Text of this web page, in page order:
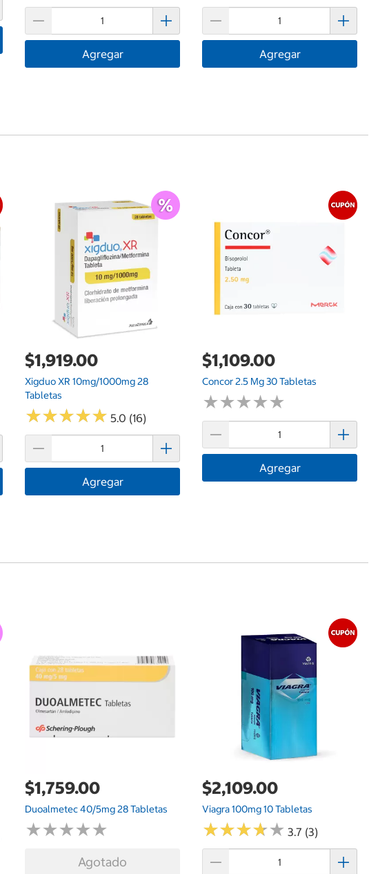
Agregar Agregar
$1,919.00
Xigduo XR 10mg/1000mg 28
Tabletas
★★★★★
★★★★★ 5.0 (16)
Agregar
$1,109.00
Concor 2.5 Mg 30 Tabletas
★★★★★
★★★★★
Agregar
$1,759.00
Duoalmetec 40/5mg 28 Tabletas
★★★★★
★★★★★
Agotado
$2,109.00
Viagra 100mg 10 Tabletas
★★★★★
★★★★★ 3.7 (3)